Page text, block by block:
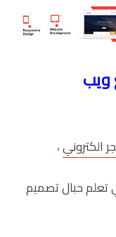
ويب
الكتروني،
تعلم حبال تصميم